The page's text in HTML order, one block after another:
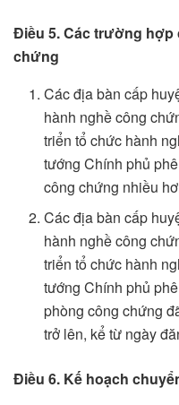
Điều 5. Các trường
chứng
Các địa bàn cấp
hành nghề công
triển tổ chức hành
tướng Chính phủ
công chứng nhiều
Các địa bàn cấp
hành nghề công
triển tổ chức hành
tướng Chính phủ
phòng công chứng
trở lên, kể từ ngày
Điều 6. Kế hoạch